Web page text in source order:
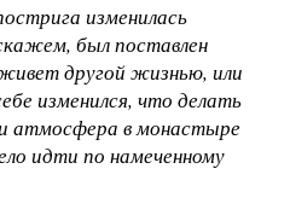
изменилась
был поставлен
другой жизнью, или
изменился, что делать
атмосфера в монастыре
идти по намеченному